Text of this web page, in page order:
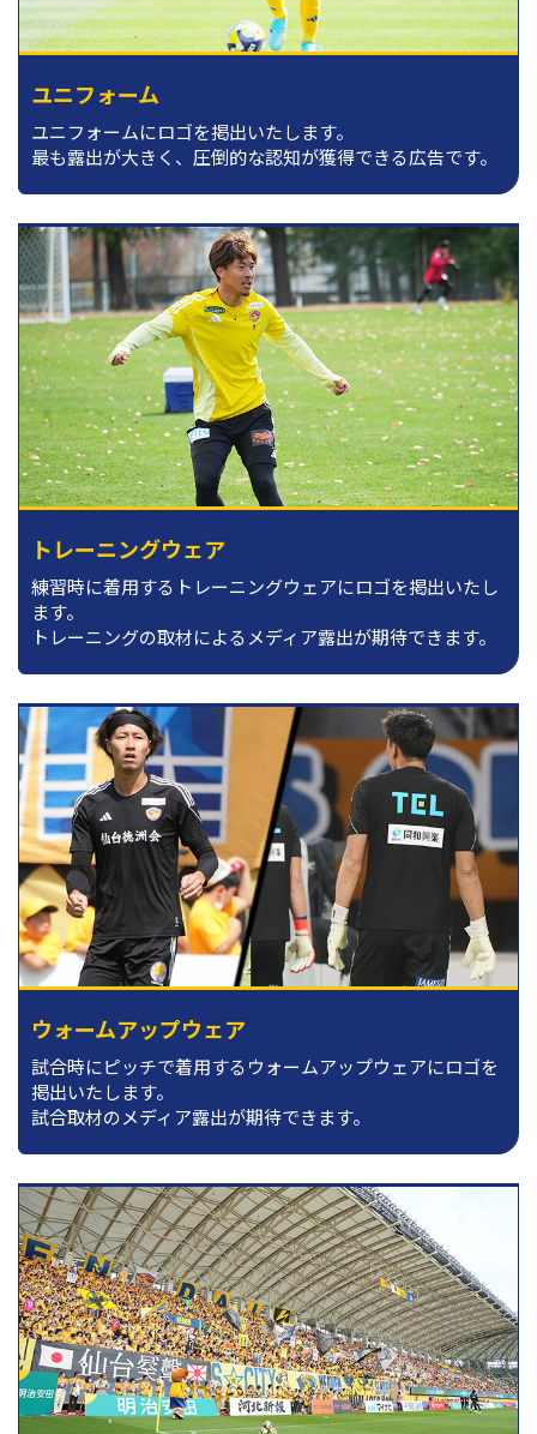
ユニフォーム
ユニフォームにロゴを掲出いたします。
最も露出が大きく、圧倒的な認知が獲得できる広告です。
トレーニングウェア
練習時に着用するトレーニングウェアにロゴを掲出いたし
ます。
トレーニングの取材によるメディア露出が期待できます。
ウォームアップウェア
試合時にピッチで着用するウォームアップウェアにロゴを
掲出いたします。
試合取材のメディア露出が期待できます。